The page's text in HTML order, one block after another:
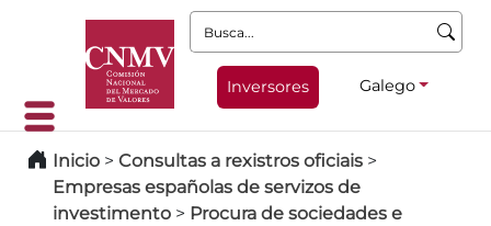
Busca:
Inversores Galego
Inicio > Consultas a rexistros oficiais >
Empresas españolas de servizos de
investimento > Procura de sociedades e